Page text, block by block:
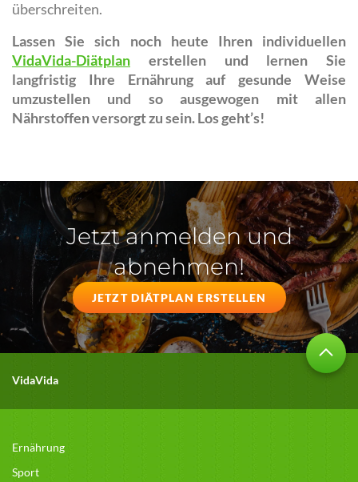
überschreiten.
Lassen Sie sich noch heute Ihren individuellen
VidaVida-Diätplan erstellen und lernen Sie
langfristig Ihre Ernährung auf gesunde Weise
umzustellen und so ausgewogen mit allen
Nährstoffen versorgt zu sein. Los geht’s!
Jetzt anmelden und
abnehmen!
JETZT DIÄTPLAN ERSTELLEN
VidaVida
Ernährung
Sport